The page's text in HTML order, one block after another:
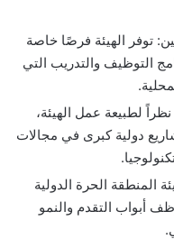
توفر الهيئة فرصًا خاصة
التوظيف والتدريب التي
لطبيعة عمل الهيئة،
دولية كبرى في مجالات
المنطقة الحرة الدولية
أبواب التقدم والنمو